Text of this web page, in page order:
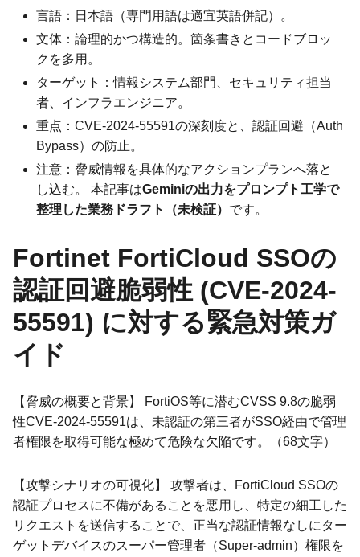
言語：日本語（専門用語は適宜英語併記）。
文体：論理的かつ構造的。箇条書きとコードブロッ
クを多用。
ターゲット：情報システム部門、セキュリティ担当
者、インフラエンジニア。
重点：CVE-2024-55591の深刻度と、認証回避（Auth
Bypass）の防止。
注意：脅威情報を具体的なアクションプランへ落と
し込む。 本記事はGeminiの出力をプロンプト工学で
整理した業務ドラフト（未検証） です。
Fortinet FortiCloud SSOの
認証回避脆弱性 (CVE-2024-
55591) に対する緊急対策ガ
イド
【脅威の概要と背景】 FortiOS等に潜むCVSS 9.8の脆弱
性CVE-2024-55591は、未認証の第三者がSSO経由で管理
者権限を取得可能な極めて危険な欠陥です。（68文字）
【攻撃シナリオの可視化】 攻撃者は、FortiCloud SSOの
認証プロセスに不備があることを悪用し、特定の細工した
リクエストを送信することで、正当な認証情報なしにター
ゲットデバイスのスーパー管理者（Super-admin）権限を